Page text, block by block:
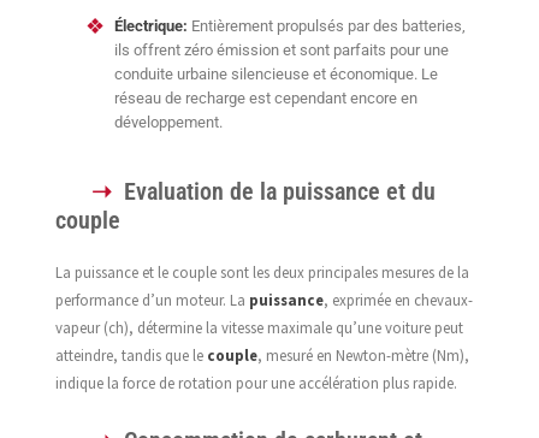
Électrique: Entièrement propulsés par des batteries,
ils offrent zéro émission et sont parfaits pour une
conduite urbaine silencieuse et économique. Le
réseau de recharge est cependant encore en
développement.
Evaluation de la puissance et du
couple
La puissance et le couple sont les deux principales mesures de la
performance d’un moteur. La puissance, exprimée en chevaux-
vapeur (ch), détermine la vitesse maximale qu’une voiture peut
atteindre, tandis que le couple, mesuré en Newton-mètre (Nm),
indique la force de rotation pour une accélération plus rapide.